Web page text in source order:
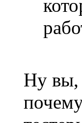
Ну вы,